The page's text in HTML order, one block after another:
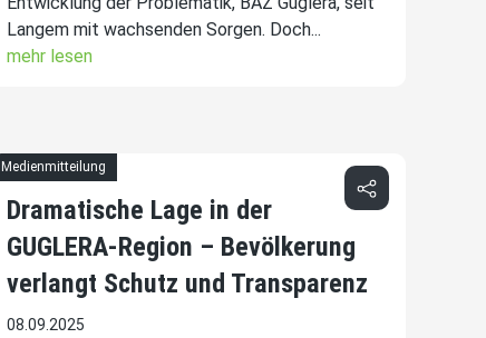
Langem mit wachsenden Sorgen. Doch...
mehr lesen
Medienmitteilung
Dramatische Lage in der
GUGLERA-Region – Bevölkerung
verlangt Schutz und Transparenz
08.09.2025